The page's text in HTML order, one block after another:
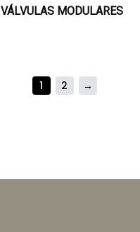
VÁLVULAS MODULARES
1 2 →